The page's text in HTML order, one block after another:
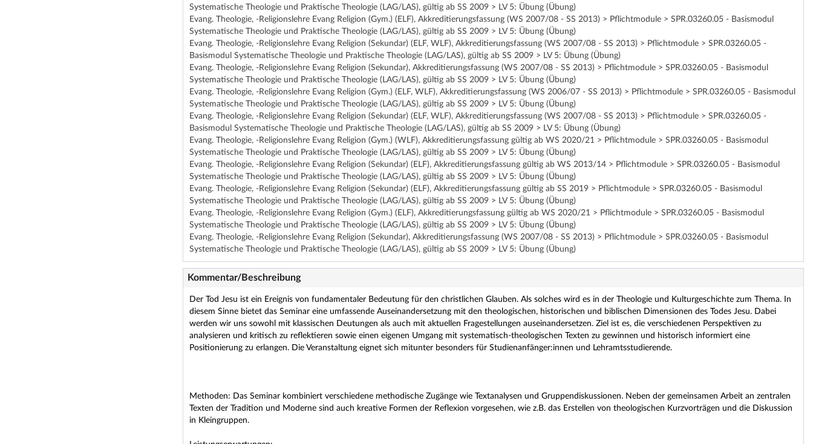
Systematische Theologie und Praktische Theologie (LAG/LAS), gültig ab SS 2009 > LV 5: Übung (Übung)
Evang. Theologie, -Religionslehre Evang Religion (Gym.) (ELF), Akkreditierungsfassung (WS 2007/08 - SS 2013) > Pflichtmodule > SPR.03260.05 - Basismodul
Systematische Theologie und Praktische Theologie (LAG/LAS), gültig ab SS 2009 > LV 5: Übung (Übung)
Evang. Theologie, -Religionslehre Evang Religion (Sekundar) (ELF, WLF), Akkreditierungsfassung (WS 2007/08 - SS 2013) > Pflichtmodule > SPR.03260.05 -
Basismodul Systematische Theologie und Praktische Theologie (LAG/LAS), gültig ab SS 2009 > LV 5: Übung (Übung)
Evang. Theologie, -Religionslehre Evang Religion (Sekundar), Akkreditierungsfassung (WS 2007/08 - SS 2013) > Pflichtmodule > SPR.03260.05 - Basismodul
Systematische Theologie und Praktische Theologie (LAG/LAS), gültig ab SS 2009 > LV 5: Übung (Übung)
Evang. Theologie, -Religionslehre Evang Religion (Gym.) (ELF, WLF), Akkreditierungsfassung (WS 2006/07 - SS 2013) > Pflichtmodule > SPR.03260.05 - Basismodul
Systematische Theologie und Praktische Theologie (LAG/LAS), gültig ab SS 2009 > LV 5: Übung (Übung)
Evang. Theologie, -Religionslehre Evang Religion (Sekundar) (ELF, WLF), Akkreditierungsfassung (WS 2007/08 - SS 2013) > Pflichtmodule > SPR.03260.05 -
Basismodul Systematische Theologie und Praktische Theologie (LAG/LAS), gültig ab SS 2009 > LV 5: Übung (Übung)
Evang. Theologie, -Religionslehre Evang Religion (Gym.) (WLF), Akkreditierungsfassung gültig ab WS 2020/21 > Pflichtmodule > SPR.03260.05 - Basismodul
Systematische Theologie und Praktische Theologie (LAG/LAS), gültig ab SS 2009 > LV 5: Übung (Übung)
Evang. Theologie, -Religionslehre Evang Religion (Sekundar) (ELF), Akkreditierungsfassung gültig ab WS 2013/14 > Pflichtmodule > SPR.03260.05 - Basismodul
Systematische Theologie und Praktische Theologie (LAG/LAS), gültig ab SS 2009 > LV 5: Übung (Übung)
Evang. Theologie, -Religionslehre Evang Religion (Sekundar) (ELF), Akkreditierungsfassung gültig ab SS 2019 > Pflichtmodule > SPR.03260.05 - Basismodul
Systematische Theologie und Praktische Theologie (LAG/LAS), gültig ab SS 2009 > LV 5: Übung (Übung)
Evang. Theologie, -Religionslehre Evang Religion (Gym.) (ELF), Akkreditierungsfassung gültig ab WS 2020/21 > Pflichtmodule > SPR.03260.05 - Basismodul
Systematische Theologie und Praktische Theologie (LAG/LAS), gültig ab SS 2009 > LV 5: Übung (Übung)
Evang. Theologie, -Religionslehre Evang Religion (Sekundar), Akkreditierungsfassung (WS 2007/08 - SS 2013) > Pflichtmodule > SPR.03260.05 - Basismodul
Systematische Theologie und Praktische Theologie (LAG/LAS), gültig ab SS 2009 > LV 5: Übung (Übung)
Kommentar/Beschreibung
Der Tod Jesu ist ein Ereignis von fundamentaler Bedeutung für den christlichen Glauben. Als solches wird es in der Theologie und Kulturgeschichte zum Thema. In
diesem Sinne bietet das Seminar eine umfassende Auseinandersetzung mit den theologischen, historischen und biblischen Dimensionen des Todes Jesu. Dabei
werden wir uns sowohl mit klassischen Deutungen als auch mit aktuellen Fragestellungen auseinandersetzen. Ziel ist es, die verschiedenen Perspektiven zu
analysieren und kritisch zu reflektieren sowie einen eigenen Umgang mit systematisch-theologischen Texten zu gewinnen und historisch informiert eine
Positionierung zu erlangen. Die Veranstaltung eignet sich mitunter besonders für Studienanfänger:innen und Lehramtsstudierende.
Methoden: Das Seminar kombiniert verschiedene methodische Zugänge wie Textanalysen und Gruppendiskussionen. Neben der gemeinsamen Arbeit an zentralen
Texten der Tradition und Moderne sind auch kreative Formen der Reflexion vorgesehen, wie z.B. das Erstellen von theologischen Kurzvorträgen und die Diskussion
in Kleingruppen.